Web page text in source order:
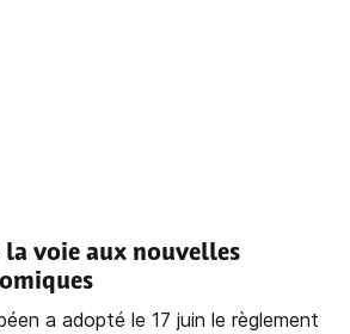
la voie aux nouvelles
a adopté le 17 juin le règlement